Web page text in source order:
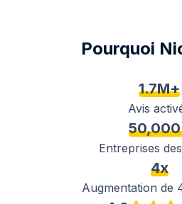
Pourquoi
1.7M+
Avis
Entreprises
4x
Augmentation de